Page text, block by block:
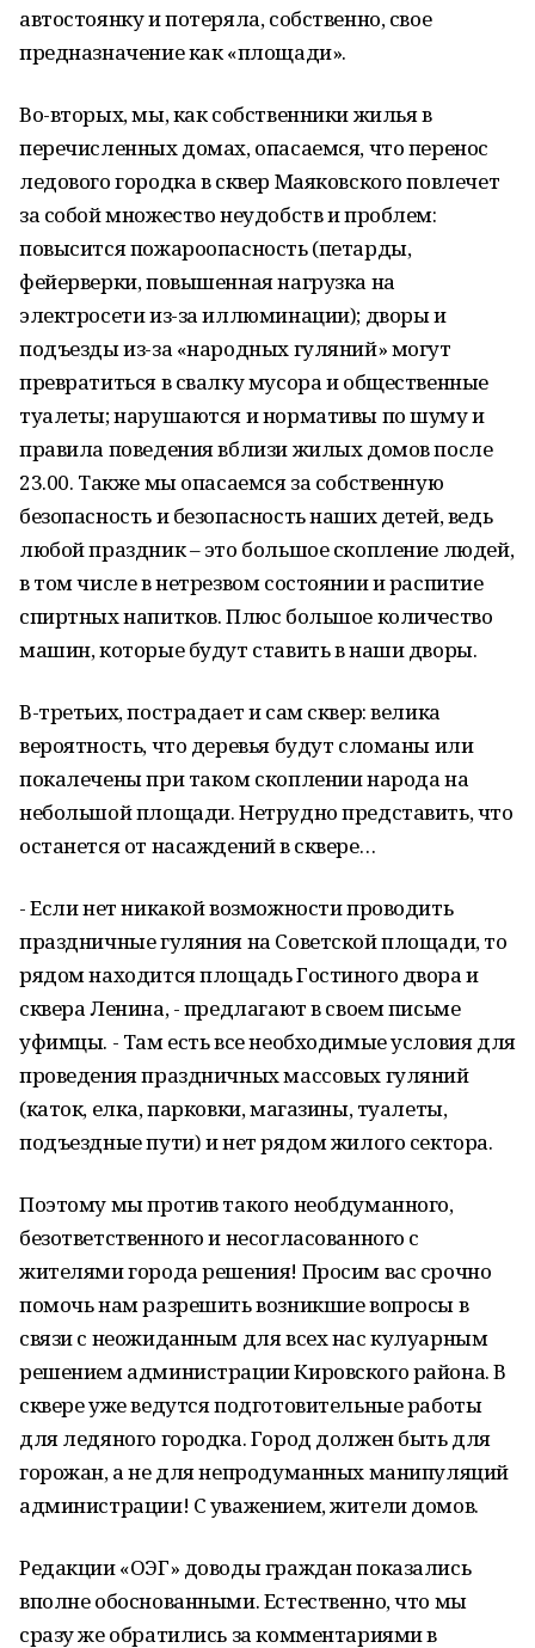
автостоянку и потеряла, собственно, свое
предназначение как «площади».
Во-вторых, мы, как собственники жилья в
перечисленных домах, опасаемся, что перенос
ледового городка в сквер Маяковского повлечет
за собой множество неудобств и проблем:
повысится пожароопасность (петарды,
фейерверки, повышенная нагрузка на
электросети из-за иллюминации); дворы и
подъезды из-за «народных гуляний» могут
превратиться в свалку мусора и общественные
туалеты; нарушаются и нормативы по шуму и
правила поведения вблизи жилых домов после
23.00. Также мы опасаемся за собственную
безопасность и безопасность наших детей, ведь
любой праздник – это большое скопление людей,
в том числе в нетрезвом состоянии и распитие
спиртных напитков. Плюс большое количество
машин, которые будут ставить в наши дворы.
В-третьих, пострадает и сам сквер: велика
вероятность, что деревья будут сломаны или
покалечены при таком скоплении народа на
небольшой площади. Нетрудно представить, что
останется от насаждений в сквере…
- Если нет никакой возможности проводить
праздничные гуляния на Советской площади, то
рядом находится площадь Гостиного двора и
сквера Ленина, - предлагают в своем письме
уфимцы. - Там есть все необходимые условия для
проведения праздничных массовых гуляний
(каток, елка, парковки, магазины, туалеты,
подъездные пути) и нет рядом жилого сектора.
Поэтому мы против такого необдуманного,
безответственного и несогласованного с
жителями города решения! Просим вас срочно
помочь нам разрешить возникшие вопросы в
связи с неожиданным для всех нас кулуарным
решением администрации Кировского района. В
сквере уже ведутся подготовительные работы
для ледяного городка. Город должен быть для
горожан, а не для непродуманных манипуляций
администрации! С уважением, жители домов.
Редакции «ОЭГ» доводы граждан показались
вполне обоснованными. Естественно, что мы
сразу же обратились за комментариями в